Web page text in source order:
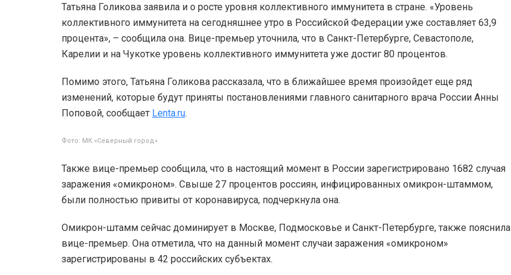
Татьяна Голикова заявила и о росте уровня коллективного иммунитета в стране. «Уровень
коллективного иммунитета на сегодняшнее утро в Российской Федерации уже составляет 63,9
процента», – сообщила она. Вице-премьер уточнила, что в Санкт-Петербурге, Севастополе,
Карелии и на Чукотке уровень коллективного иммунитета уже достиг 80 процентов.
Помимо этого, Татьяна Голикова рассказала, что в ближайшее время произойдет еще ряд
изменений, которые будут приняты постановлениями главного санитарного врача России Анны
Поповой, сообщает Lenta.ru.
Фото: МК «Северный город»
Также вице-премьер сообщила, что в настоящий момент в России зарегистрировано 1682 случая
заражения «омикроном». Свыше 27 процентов россиян, инфицированных омикрон-штаммом,
были полностью привиты от коронавируса, подчеркнула она.
Омикрон-штамм сейчас доминирует в Москве, Подмосковье и Санкт-Петербурге, также пояснила
вице-премьер. Она отметила, что на данный момент случаи заражения «омикроном»
зарегистрированы в 42 российских субъектах.